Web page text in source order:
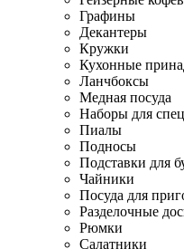
Графины
Декантеры
Кружки
Кухонные
Ланчбоксы
Медная посуда
Наборы для
Пиалы
Подносы
Подставки для
Чайники
Посуда для
Разделочные
Рюмки
Салатники